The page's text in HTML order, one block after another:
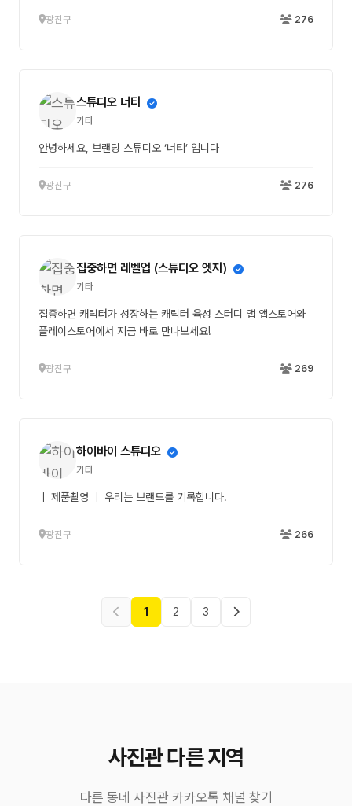
광진구 276
스튜디오 너티
기타
안녕하세요, 브랜딩 스튜디오 ‘너티’ 입니다
광진구 276
집중하면 레벨업 (스튜디오 엣지)
기타
집중하면 캐릭터가 성장하는 캐릭터 육성 스터디 앱 앱스토어와
플레이스토어에서 지금 바로 만나보세요!
광진구 269
하이바이 스튜디오
기타
ㅣ 제품촬영 ㅣ 우리는 브랜드를 기록합니다.
광진구 266
1 2 3
사진관 다른 지역
다른 동네 사진관 카카오톡 채널 찾기